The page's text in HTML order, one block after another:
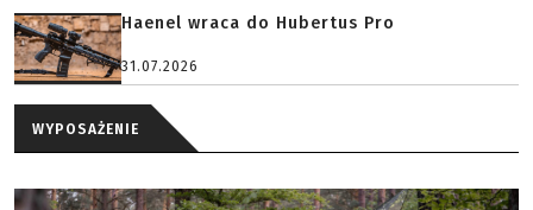
Haenel wraca do Hubertus Pro
31.07.2026
WYPOSAŻENIE